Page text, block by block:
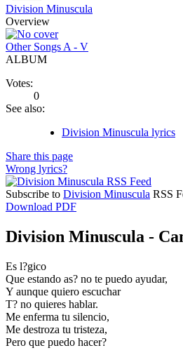
Division Minuscula
Overview
Other Songs A - V
ALBUM
Votes:
0
See also:
Division Minuscula lyrics
Share this page
Wrong lyrics?
Subscribe to Division Minuscula RSS
Download PDF
Division Minuscula -
Es l?gico
Que estando as? no te puedo ayudar,
Y aunque quiero escuchar
T? no quieres hablar.
Me enferma tu silencio,
Me destroza tu tristeza,
Pero que puedo hacer?